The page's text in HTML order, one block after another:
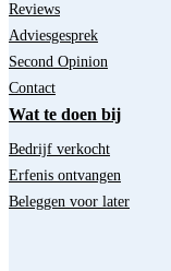
Reviews
Adviesgesprek
Second Opinion
Contact
Wat te doen bij
Bedrijf verkocht
Erfenis ontvangen
Beleggen voor later